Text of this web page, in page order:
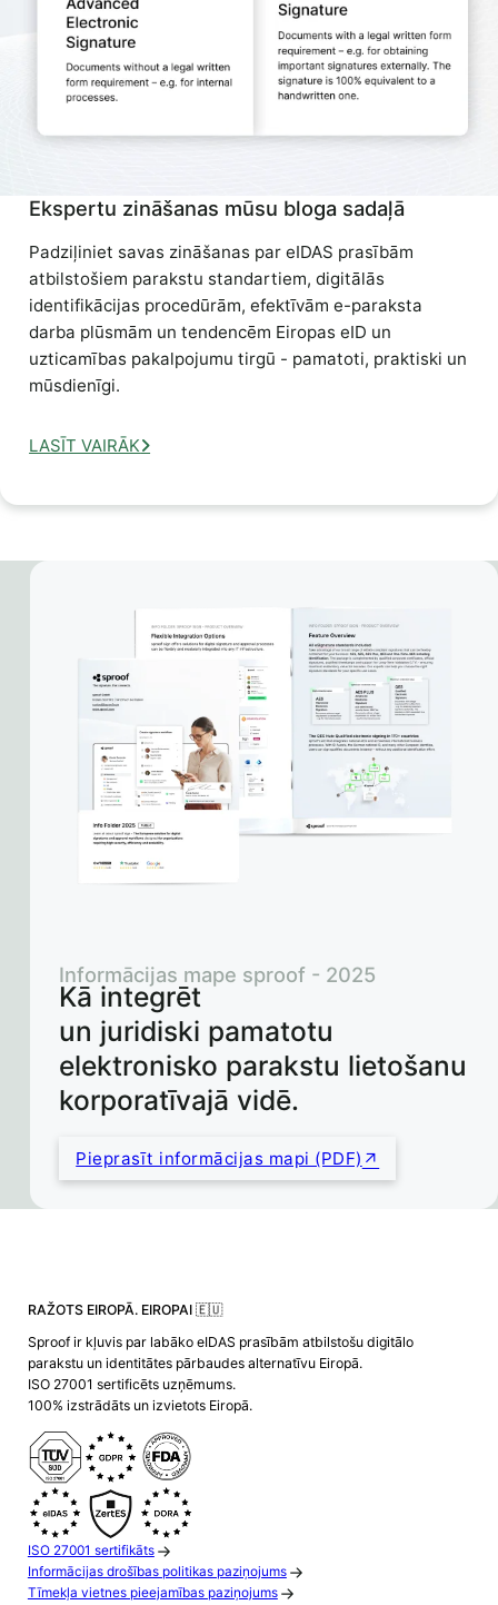
Ekspertu zināšanas mūsu bloga sadaļā
Padziļiniet savas zināšanas par eIDAS prasībām
atbilstošiem parakstu standartiem, digitālās
identifikācijas procedūrām, efektīvām e-paraksta
darba plūsmām un tendencēm Eiropas eID un
uzticamības pakalpojumu tirgū - pamatoti, praktiski un
mūsdienīgi.
LASĪT VAIRĀK
Kā integrēt
un juridiski pamatotu
elektronisko parakstu lietošanu
korporatīvajā vidē.
Informācijas mape sproof - 2025
Pieprasīt informācijas mapi (PDF)
RAŽOTS EIROPĀ. EIROPAI 🇪🇺
Sproof ir kļuvis par labāko eIDAS prasībām atbilstošu digitālo
parakstu un identitātes pārbaudes alternatīvu Eiropā.
ISO 27001 sertificēts uzņēmums.
100% izstrādāts un izvietots Eiropā.
ISO 27001 sertifikāts
Informācijas drošības politikas paziņojums
Tīmekļa vietnes pieejamības paziņojums